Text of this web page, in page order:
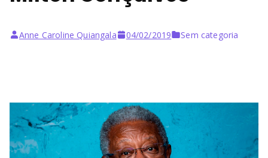
Anne Caroline Quiangala 04/02/2019 Sem categoria